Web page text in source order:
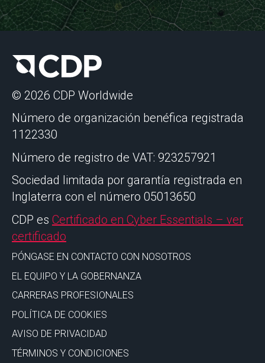
© 2026 CDP Worldwide
Número de organización benéfica registrada
1122330
Número de registro de VAT: 923257921
Sociedad limitada por garantía registrada en
Inglaterra con el número 05013650
CDP es Certificado en Cyber Essentials – ver
certificado
PÓNGASE EN CONTACTO CON NOSOTROS
EL EQUIPO Y LA GOBERNANZA
CARRERAS PROFESIONALES
POLÍTICA DE COOKIES
AVISO DE PRIVACIDAD
TÉRMINOS Y CONDICIONES